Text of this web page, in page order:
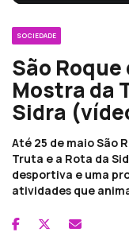
SOCIEDADE
São Roque
Mostra da
Sidra
Até 25 de maio São
Truta e a Rota da
desportiva e uma
atividades que